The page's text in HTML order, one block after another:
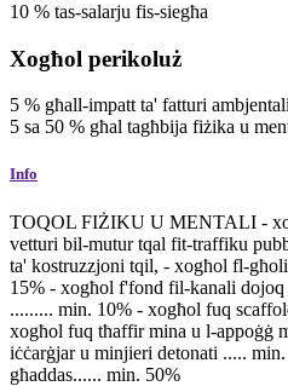
10 % tas-salarju fis-siegħa
Xogħol perikoluż
5 % għall-impatt ta' fatturi ambjentali
5 sa 50 % għal tagħbija fiżika u
Info
TOQOL FIŻIKU U MENTALI -
vetturi bil-mutur tqal fit-traffiku
ta' kostruzzjoni tqil, - xogħol fl-
15% - xogħol f'fond fil-kanali
......... min. 10% - xogħol fuq
xogħol fuq tħaffir mina u l-appoġġ
iċċarġjar u minjieri detonati .....
għaddas...... min. 50%